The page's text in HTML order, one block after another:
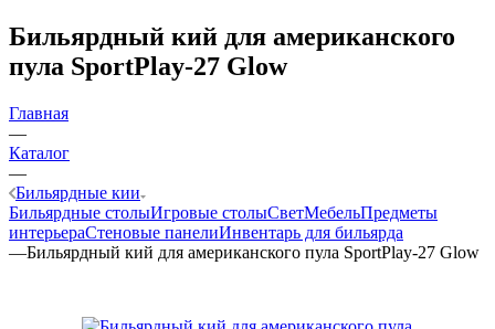
Бильярдный кий для американского
пула SportPlay-27 Glow
Главная
—
Каталог
—
Бильярдные кии
Бильярдные столыИгровые столыСветМебельПредметы
интерьераСтеновые панелиИнвентарь для бильярда
—Бильярдный кий для американского пула SportPlay-27 Glow